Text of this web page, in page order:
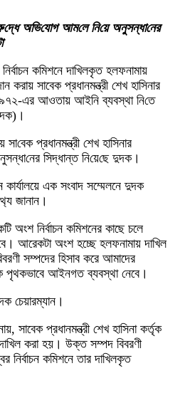
অ‌ভি‌যোগ আম‌লে নি‌য়ে অনুসন্ধা‌নের
কমিশনে দাখিলকৃত হলফনামায়
সাবেক প্রধানমন্ত্রী শেখ হাসিনার
এর আওতায় আইনি ব্যবস্থা নি‌তে
প্রধানমন্ত্রী শেখ হাসিনার
সিদ্ধান্ত নি‌য়ে‌ছে দুদক।
এক সংবাদ সম্মেলনে দুদক
জানান।
অংশ নির্বাচন কমিশনের কাছে চলে
আরেকটা অংশ হচ্ছে হলফনামায় দাখিল
সম্পদের হিসাব করে আমাদের
পৃথকভাবে আইনগত ব্যবস্থা নেবে।
চেয়ারম্যান।
সাবেক প্রধানমন্ত্রী শেখ হাসিনা কর্তৃক
করা হয়। উক্ত সম্পদ বিবরণী
নির্বাচন কমিশনে তার দাখিলকৃত